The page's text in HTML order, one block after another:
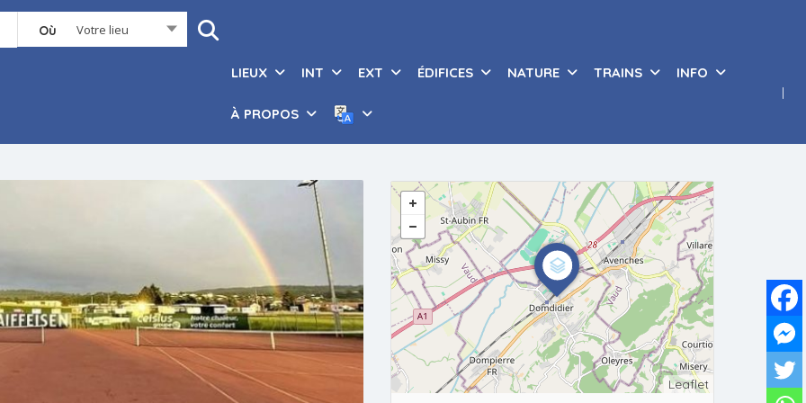
Où Votre lieu
LIEUX INT EXT ÉDIFICES NATURE TRAINS INFO
À PROPOS
Leaflet